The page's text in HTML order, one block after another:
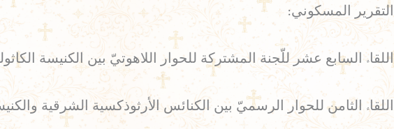
التقرير المسكوني:
اللقاء السابع عشر للّجنة المشتركة للحوار اللاهوتيّ بين الكنيسة الكاثوليكيّة
اللقاء الثامن للحوار الرسميّ بين الكنائس الأرثوذكسية الشرقية والكنيسة